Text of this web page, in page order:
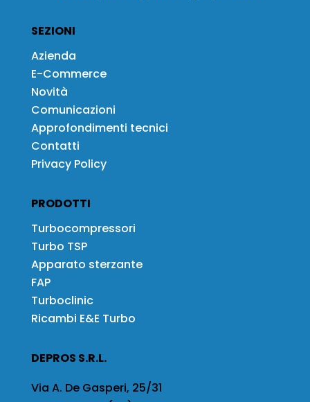
SEZIONI
Azienda
E-Commerce
Novità
Comunicazioni
Approfondimenti tecnici
Contatti
Privacy Policy
PRODOTTI
Turbocompressori
Turbo TSP
Apparato sterzante
FAP
Turboclinic
Ricambi E&E Turbo
DEPROS S.R.L.
Via A. De Gasperi, 25/31